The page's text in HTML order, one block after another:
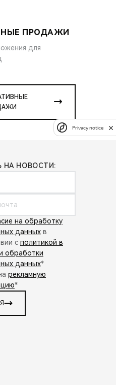
ПРОДАЖИ
для
НА НОВОСТИ:
на обработку
данных в
с политикой в
обработки
данных*
рекламную
*
Privacy notice